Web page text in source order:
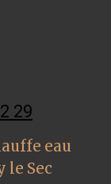
29
eau
le Sec